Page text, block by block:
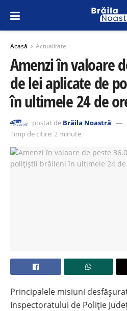
Acasă Actualitate
Amenzi în valoare
de lei aplicate de
în ultimele 24 de
postat de Brăila Noastră
Timp de citire: 2 minute
Principalele misiuni
Inspectoratului de Poliție